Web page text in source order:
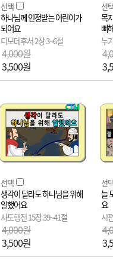
선택
하나님께 인정받는 어린이가
되어요
디모데후서 2장 3~6절
4,000원
3,500원
선
목
뻐
누
선택
생각이 달라도 하나님을 위해
일했어요
사도행전 15장 39~41절
4,000원
3,500원
선
늘
요
시